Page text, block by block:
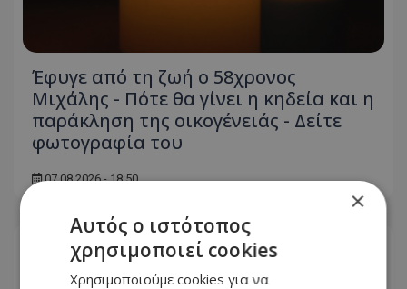
Έφυγε από τη ζωή ο 58χρονος
Μιχάλης - Πότε θα γίνει η κηδεία και η
παράκληση της οικογένειάς - Δείτε
φωτογραφία του
07.08.2026 - 18:50
×
Αυτός ο ιστότοπος
χρησιμοποιεί cookies
Χρησιμοποιούμε cookies για να